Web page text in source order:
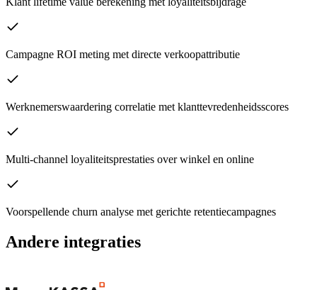
Campagne ROI meting met directe verkoopattributie
Werknemerswaardering correlatie met klanttevredenheidsscores
Multi-channel loyaliteitsprestaties over winkel en online
Voorspellende churn analyse met gerichte retentiecampagnes
Andere integraties